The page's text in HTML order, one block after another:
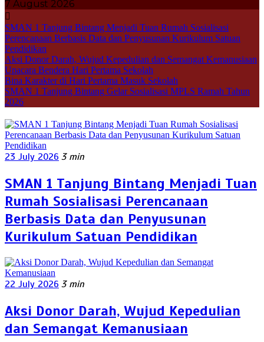
7 August 2026
SMAN 1 Tanjung Bintang Menjadi Tuan Rumah Sosialisasi
Perencanaan Berbasis Data dan Penyusunan Kurikulum Satuan
Pendidikan
Aksi Donor Darah, Wujud Kepedulian dan Semangat Kemanusiaan
Upacara Bendera Hari Pertama Sekolah
Bina Karakter di Hari Pertama Masuk Sekolah
SMAN 1 Tanjung Bintang Gelar Sosialisasi MPLS Ramah Tahun
2026
23 July 2026 3 min
SMAN 1 Tanjung Bintang Menjadi Tuan
Rumah Sosialisasi Perencanaan
Berbasis Data dan Penyusunan
Kurikulum Satuan Pendidikan
22 July 2026 3 min
Aksi Donor Darah, Wujud Kepedulian
dan Semangat Kemanusiaan